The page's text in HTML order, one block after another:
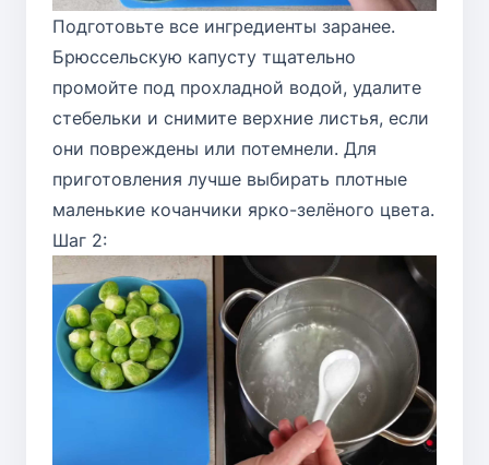
Подготовьте все ингредиенты заранее.
Брюссельскую капусту тщательно
промойте под прохладной водой, удалите
стебельки и снимите верхние листья, если
они повреждены или потемнели. Для
приготовления лучше выбирать плотные
маленькие кочанчики ярко-зелёного цвета.
Шаг 2: